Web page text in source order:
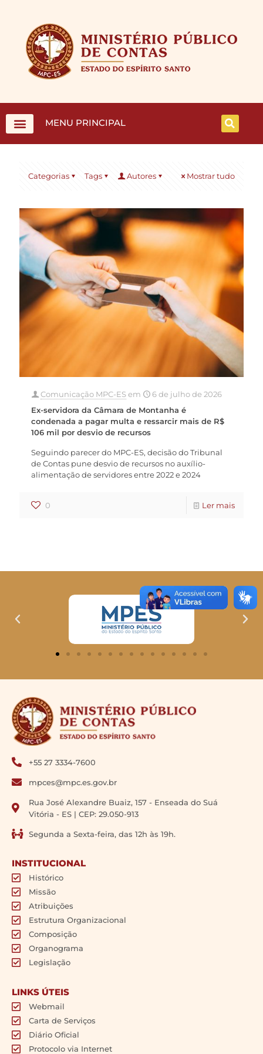
MENU PRINCIPAL
Categorias Tags Autores Mostrar tudo
Comunicação MPC-ESem
6 de julho de 2026
Ex-servidora da Câmara de Montanha é
condenada a pagar multa e ressarcir mais de R$
106 mil por desvio de recursos
Seguindo parecer do MPC-ES, decisão do Tribunal
de Contas pune desvio de recursos no auxílio-
alimentação de servidores entre 2022 e 2024
0 Ler mais
+55 27 3334-7600
mpces@mpc.es.gov.br
Rua José Alexandre Buaiz, 157 - Enseada do Suá
Vitória - ES | CEP: 29.050-913
Segunda a Sexta-feira, das 12h às 19h.
INSTITUCIONAL
Histórico
Missão
Atribuições
Estrutura Organizacional
Composição
Organograma
Legislação
LINKS ÚTEIS
Webmail
Carta de Serviços
Diário Oficial
Protocolo via Internet